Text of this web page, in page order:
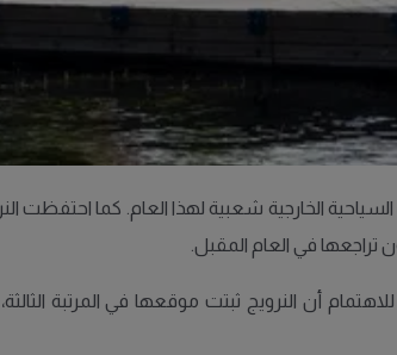
الخارجية شعبية لهذا العام. كما احتفظت
تراجعها في العام المقبل.
أن النرويج ثبتت موقعها في المرتبة